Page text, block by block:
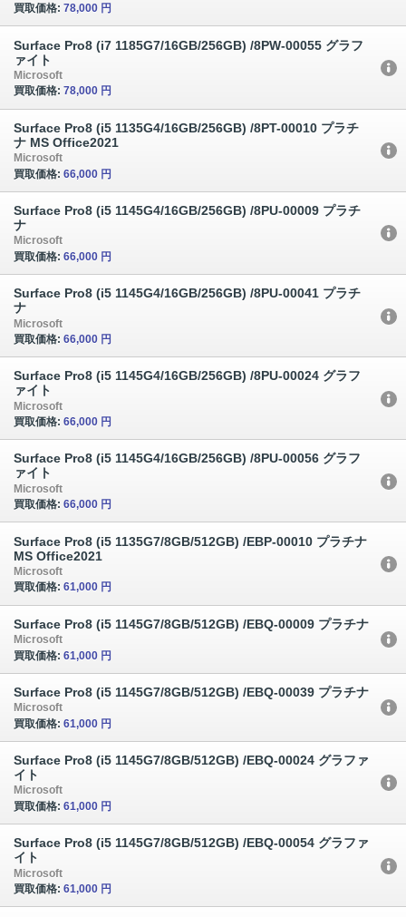
買取価格: 78,000 円
Surface Pro8 (i7 1185G7/16GB/256GB) /8PW-00055 グラフ
ァイト
Microsoft
買取価格: 78,000 円
Surface Pro8 (i5 1135G4/16GB/256GB) /8PT-00010 プラチ
ナ MS Office2021
Microsoft
買取価格: 66,000 円
Surface Pro8 (i5 1145G4/16GB/256GB) /8PU-00009 プラチ
ナ
Microsoft
買取価格: 66,000 円
Surface Pro8 (i5 1145G4/16GB/256GB) /8PU-00041 プラチ
ナ
Microsoft
買取価格: 66,000 円
Surface Pro8 (i5 1145G4/16GB/256GB) /8PU-00024 グラフ
ァイト
Microsoft
買取価格: 66,000 円
Surface Pro8 (i5 1145G4/16GB/256GB) /8PU-00056 グラフ
ァイト
Microsoft
買取価格: 66,000 円
Surface Pro8 (i5 1135G7/8GB/512GB) /EBP-00010 プラチナ
MS Office2021
Microsoft
買取価格: 61,000 円
Surface Pro8 (i5 1145G7/8GB/512GB) /EBQ-00009 プラチナ
Microsoft
買取価格: 61,000 円
Surface Pro8 (i5 1145G7/8GB/512GB) /EBQ-00039 プラチナ
Microsoft
買取価格: 61,000 円
Surface Pro8 (i5 1145G7/8GB/512GB) /EBQ-00024 グラファ
イト
Microsoft
買取価格: 61,000 円
Surface Pro8 (i5 1145G7/8GB/512GB) /EBQ-00054 グラファ
イト
Microsoft
買取価格: 61,000 円